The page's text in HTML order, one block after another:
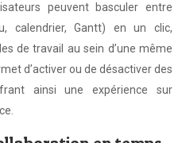
peuvent basculer entre
calendrier, Gantt) en un clic,
de travail au sein d’une même
d’activer ou de désactiver des
ainsi une expérience sur